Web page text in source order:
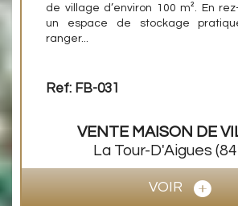
de village d’environ 100 m². En
un espace de stockage
ranger...
Ref: FB-031
VENTE MAISON DE
La Tour-D'Aigues
VOIR